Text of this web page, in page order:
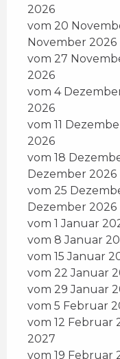
2026
vom 20
November 2026
vom 27
2026
vom 4
2026
vom 11
2026
vom 18
Dezember 2026
vom 25
Dezember 2026
vom 1 Januar
vom 8 Januar
vom 15 Januar
vom 22 Januar
vom 29 Januar
vom 5 Februar
vom 12 Februar
2027
vom 19 Februar